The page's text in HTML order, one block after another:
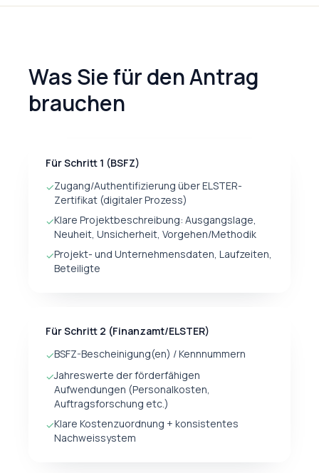
Was Sie für den Antrag
brauchen
Für Schritt 1 (BSFZ)
✓Zugang/Authentifizierung über ELSTER-
Zertifikat (digitaler Prozess)
✓Klare Projektbeschreibung: Ausgangslage,
Neuheit, Unsicherheit, Vorgehen/Methodik
✓Projekt- und Unternehmensdaten, Laufzeiten,
Beteiligte
Für Schritt 2 (Finanzamt/ELSTER)
✓BSFZ-Bescheinigung(en) / Kennnummern
✓Jahreswerte der förderfähigen
Aufwendungen (Personalkosten,
Auftragsforschung etc.)
✓Klare Kostenzuordnung + konsistentes
Nachweissystem